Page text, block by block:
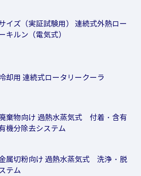
イズ（実証試験用） 連続式外熱ロー
キルン（電気式）
却用 連続式ロータリークーラ
棄物向け 過熱水蒸気式 付着・含有
機分除去システム
属切粉向け 過熱水蒸気式 洗浄・脱
テム